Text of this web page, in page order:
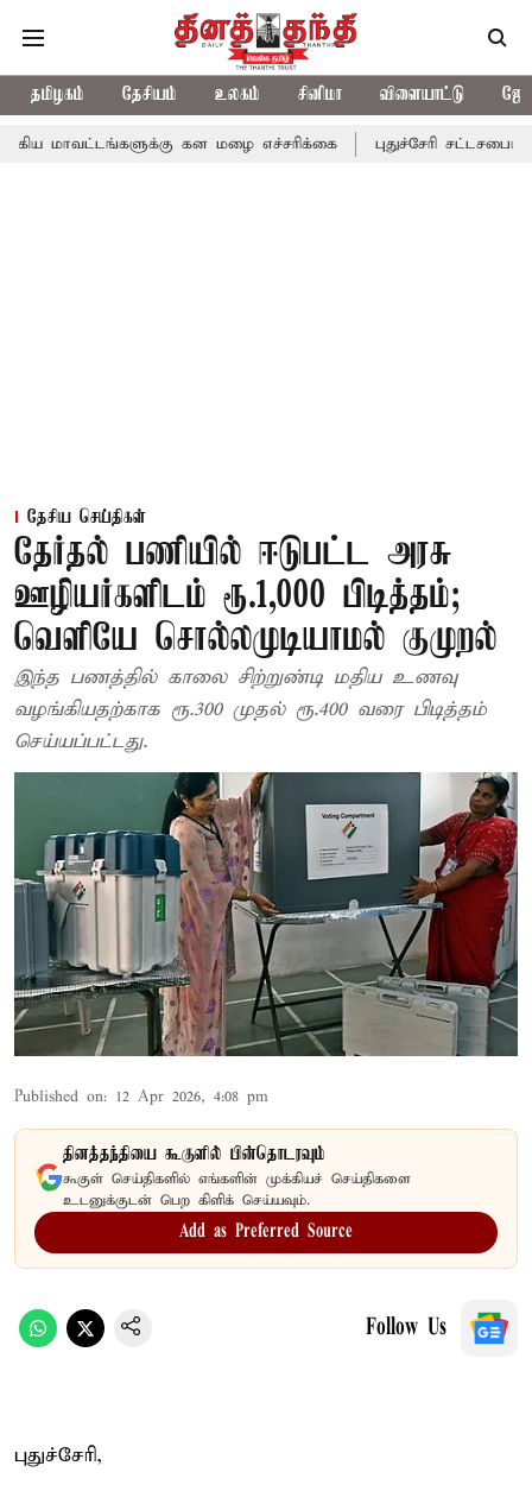
தமிழகம் தேசியம் உலகம் சினிமா விளையாட்டு
கன மழை எச்சரிக்கை புதுச்சேரி சட்டசபையில் வரும்
தேசிய செய்திகள்
தேர்தல் பணியில் ஈடுபட்ட அரசு
ஊழியர்களிடம் ரூ.1,000 பிடித்தம்;
வெளியே சொல்லமுடியாமல் குமுறல்
இந்த பணத்தில் காலை சிற்றுண்டி மதிய உணவு
வழங்கியதற்காக ரூ.300 முதல் ரூ.400 வரை பிடித்தம்
செய்யப்பட்டது.
Published on: 12 Apr 2026, 4:08 pm
தினத்தந்தியை கூகுளில் பின்தொடரவும்
கூகுள் செய்திகளில் எங்களின் முக்கியச் செய்திகளை
உடனுக்குடன் பெற கிளிக் செய்யவும்.
Add as Preferred Source
Follow Us
புதுச்சேரி,